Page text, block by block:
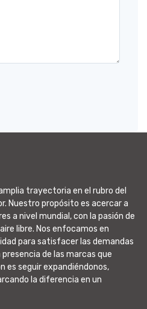
trayectoria en el rubro del
Nuestro propósito es acercar a
a nivel mundial, con la pasión de
libre. Nos enfocamos en
para satisfacer las demandas
de las marcas que
es seguir expandiéndonos,
la diferencia en un